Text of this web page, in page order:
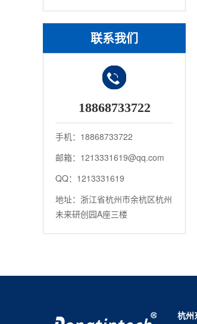
联系我们
18868733722
手机：18868733722
邮箱：1213331619@qq.com
QQ：1213331619
地址：浙江省杭州市余杭区杭州
未来研创园A座三楼
杭州